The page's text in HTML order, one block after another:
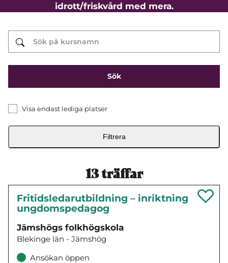
idrott/friskvård med mera.
Visa endast lediga platser
Filtrera
13träffar
Fritidsledarutbildning – inriktning
ungdomspedagog
Jämshögs folkhögskola
Blekinge län - Jämshög
Ansökan öppen